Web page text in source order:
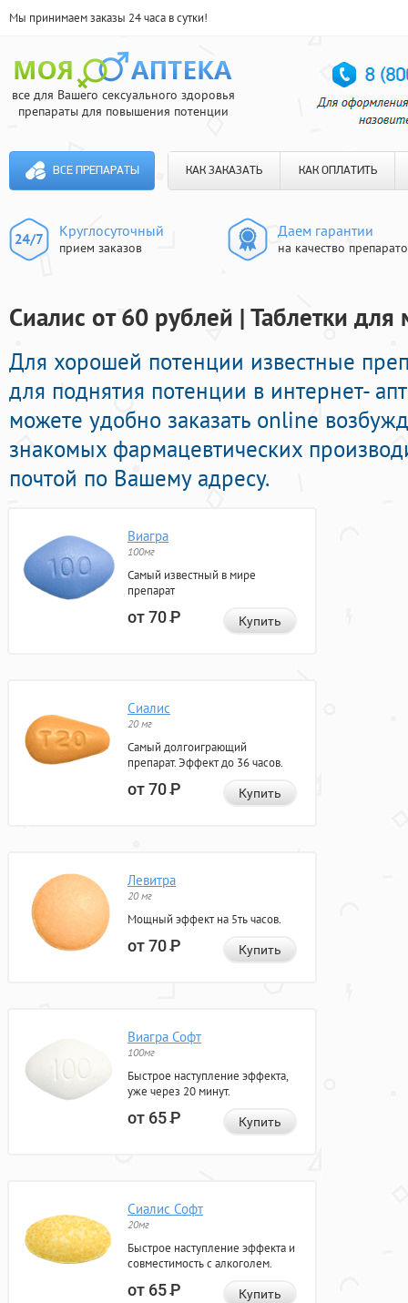
Мы принимаем заказы 24 часа в сутки!
все для Вашего сексуального здоровья
препараты для повышения потенции
ВСЕ ПРЕПАРАТЫ КАК ЗАКАЗАТЬ КАК ОПЛАТИТЬ
Круглосуточный
прием заказов
Даем гарантии
на качество
Сиалис от 60 рублей | Таблетки
Для хорошей потенции известные
для поднятия потенции в интернет-
можете удобно заказать online
знакомых фармацевтических
почтой по Вашему адресу.
Виагра
100мг
Самый известный в мире
препарат
от 70Р Купить
Сиалис
20 мг
Самый долгоиграющий
препарат. Эффект до 36 часов.
от 70Р Купить
Левитра
20 мг
Мощный эффект на 5ть часов.
от 70Р Купить
Виагра Софт
100мг
Быстрое наступление эффекта,
уже через 20 минут.
от 65Р Купить
Сиалис Софт
20мг
Быстрое наступление эффекта и
совместимость с алкоголем.
от 65Р Купить